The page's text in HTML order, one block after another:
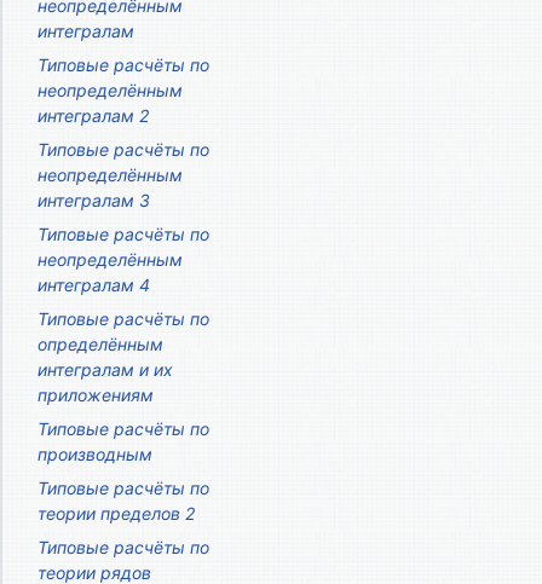
неопределённым
интегралам
Типовые расчёты по
неопределённым
интегралам 2
Типовые расчёты по
неопределённым
интегралам 3
Типовые расчёты по
неопределённым
интегралам 4
Типовые расчёты по
определённым
интегралам и их
приложениям
Типовые расчёты по
производным
Типовые расчёты по
теории пределов 2
Типовые расчёты по
теории рядов